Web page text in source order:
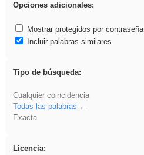
Opciones adicionales:
Mostrar protegidos por contraseña
Incluir palabras similares
Tipo de búsqueda:
Cualquier coincidencia
Todas las palabras
Exacta
Licencia: